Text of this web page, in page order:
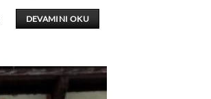
DEVAMINI OKU